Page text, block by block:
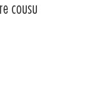
cousu